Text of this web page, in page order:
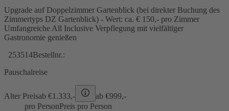
Upgrade auf Doppelzimmer Gartenblick (bei direkter Buchung des
Zimmertyps DZ Gartenblick) - Wert: ca. € 150,- pro Zimmer
Umfangreiche All Inclusive Verpflegung mit vielfältiger
Gastronomie genießen
253514Bestellnr.:
Pauschalreise
Alter Preisab €1.333,- ab €999,-
pro PersonPreis pro Person